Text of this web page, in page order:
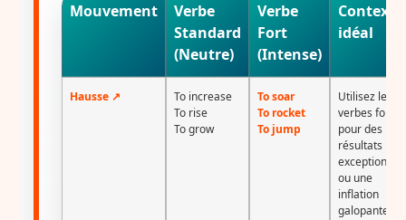
Mouvement
Verbe
Standard
(Neutre)
Verbe
Fort
(Intense)
Contexte
idéal
Hausse ↗
To increase
To rise
To grow
To soar
To rocket
To jump
Utilisez les
verbes forts
pour des
résultats
ou une
inflation
galopante.